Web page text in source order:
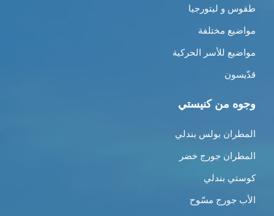
طقوس و ليتورجيا
مواضيع مختلفة
مواضيع للأسر الحركية
قدّيسون
وجوه من كنيستي
المطران بولس بندلي
المطران جورج خضر
كوستي بندلي
الأب جورج مسّوح